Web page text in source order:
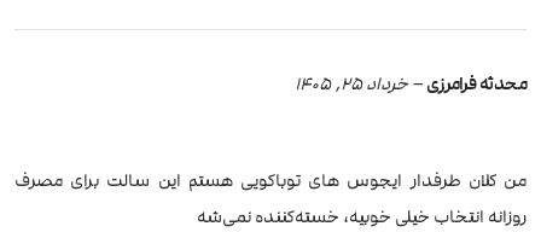
محدثه فرامرزی–خرداد 25, 1405
من کلان طرفدار ایجوس های توباکویی هستم این سالت برای مصرف
روزانه انتخاب خیلی خوبیه، خسته‌کننده نمی‌شه